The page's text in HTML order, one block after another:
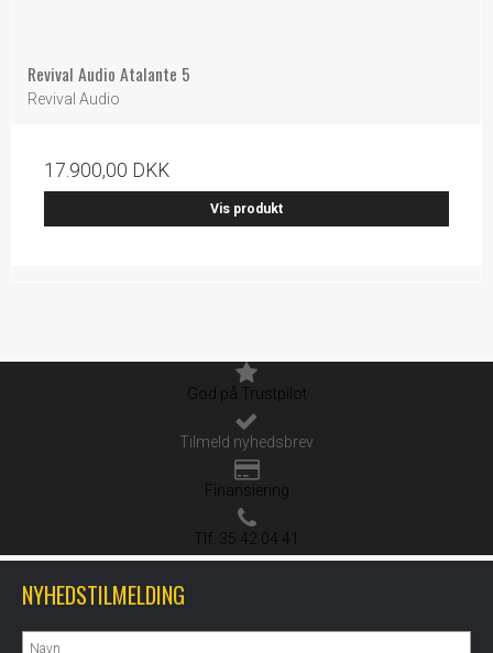
Revival Audio Atalante 5
Revival Audio
17.900,00 DKK
Vis produkt
God på Trustpilot
Tilmeld nyhedsbrev
Finansiering
Tlf. 35 42 04 41
NYHEDSTILMELDING